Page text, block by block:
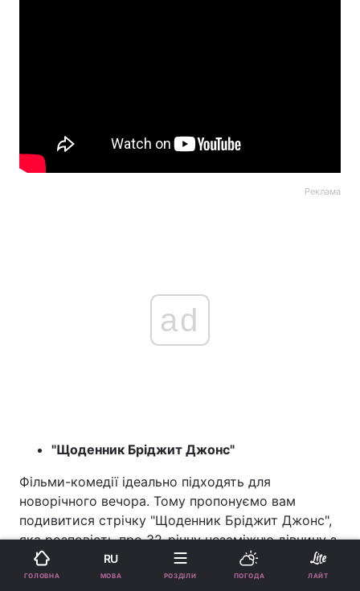
Реклама
ad
"Щоденник Бріджит Джонс"
Фільми-комедії ідеально підходять для
новорічного вечора. Тому пропонуємо вам
подивитися стрічку "Щоденник Бріджит Джонс",
яка розповість про 32-річну незаміжню дівчину з
купою комплексів. Різдво вона, як завжди,
святкуватиме вдома у мами. Однак, жінка не
ГОЛОВНА
RU
МОВА РОЗДІЛИ ПОГОДА ЛАЙТ